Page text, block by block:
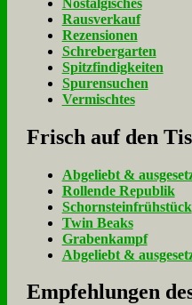
Rausverkauf
Rezensionen
Schrebergarten
Spitzfindigkeiten
Spurensuchen
Vermischtes
Frisch auf den
Ab­ge­liebt &
Rol­len­de Re­pu­blik
Schorn­stein­früh­stück
Twin Beaks
Gra­ben­kampf
Ab­ge­liebt &
Empfehlungen